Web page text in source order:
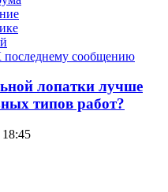
лопатки лучше
типов работ?